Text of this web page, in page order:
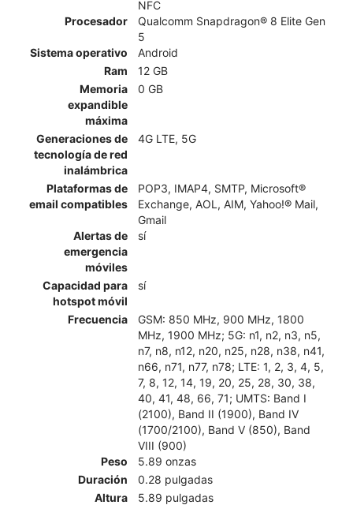
NFC
Procesador
Qualcomm Snapdragon® 8 Elite Gen
5
Sistema operativo
Android
Ram
12 GB
Memoria
expandible
máxima
0 GB
Generaciones de
tecnología de red
inalámbrica
4G LTE, 5G
Plataformas de
email compatibles
POP3, IMAP4, SMTP, Microsoft®
Exchange, AOL, AIM, Yahoo!® Mail,
Gmail
Alertas de
emergencia
móviles
sí
Capacidad para
hotspot móvil
sí
Frecuencia
GSM: 850 MHz, 900 MHz, 1800
MHz, 1900 MHz; 5G: n1, n2, n3, n5,
n7, n8, n12, n20, n25, n28, n38, n41,
n66, n71, n77, n78; LTE: 1, 2, 3, 4, 5,
7, 8, 12, 14, 19, 20, 25, 28, 30, 38,
40, 41, 48, 66, 71; UMTS: Band I
(2100), Band II (1900), Band IV
(1700/2100), Band V (850), Band
VIII (900)
Peso
5.89 onzas
Duración
0.28 pulgadas
Altura
5.89 pulgadas